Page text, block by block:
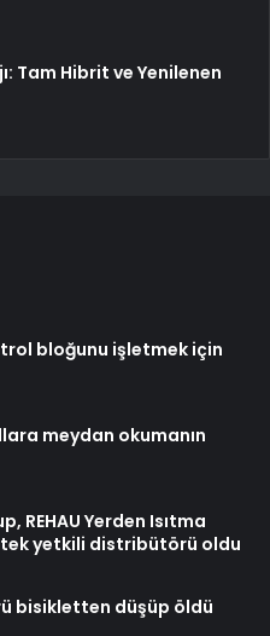
Tam Hibrit ve Yenilenen
bloğunu işletmek için
meydan okumanın
REHAU Yerden Isıtma
tek yetkili distribütörü oldu
bisikletten düşüp öldü